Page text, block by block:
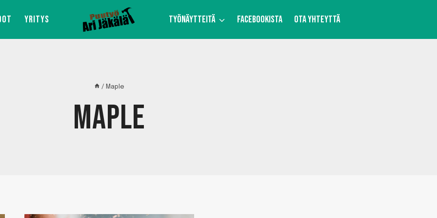
YRITYS TYÖNÄYTTEITÄ FACEBOOKISTA OTA YHTEYTTÄ
/ Maple
MAPLE